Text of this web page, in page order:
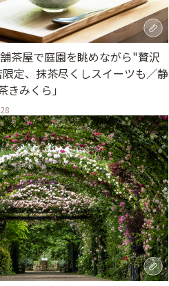
茶屋で庭園を眺めながら"贅沢
定、抹茶尽くしスイーツも／静
きみくら」